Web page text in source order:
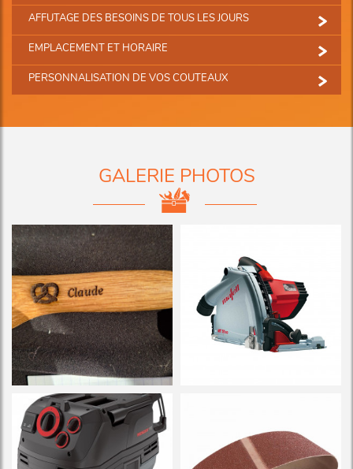
AFFUTAGE DES BESOINS DE TOUS LES JOURS
EMPLACEMENT ET HORAIRE
PERSONNALISATION DE VOS COUTEAUX
GALERIE PHOTOS